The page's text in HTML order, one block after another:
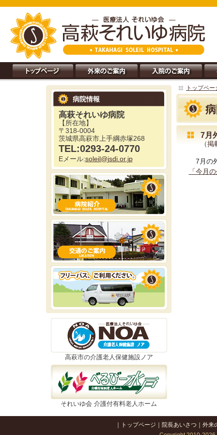
病院情報
高萩それいゆ病院
【所在地】
〒318-0004
茨城県高萩市上手綱赤塚268
TEL:0293-24-0770
Eメール:soleil@jsdi.or.jp
高萩市の介護老人保健施設ノア
それいゆ会 介護付有料老人ホーム
トップペー
7月
（
7月の
「今月
トップページ 院長あいさつ
外来